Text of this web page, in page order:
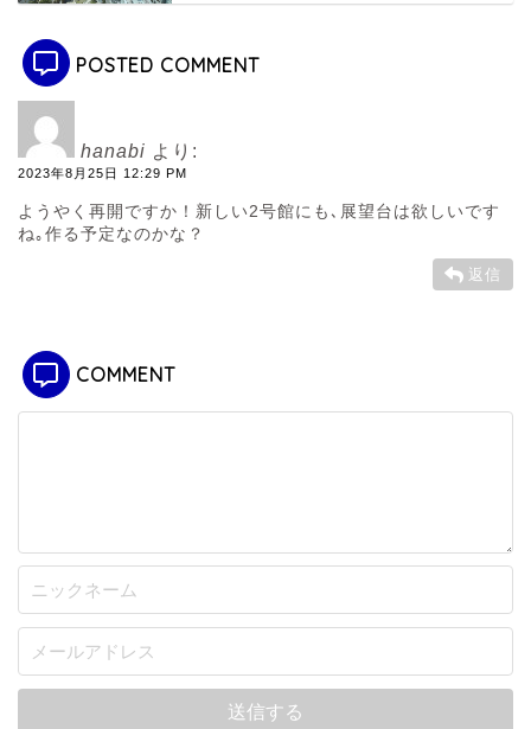
POSTED COMMENT
hanabi より:
2023年8月25日 12:29 PM
ようやく再開ですか！新しい2号館にも､展望台は欲しいです
ね｡作る予定なのかな？
返信
COMMENT